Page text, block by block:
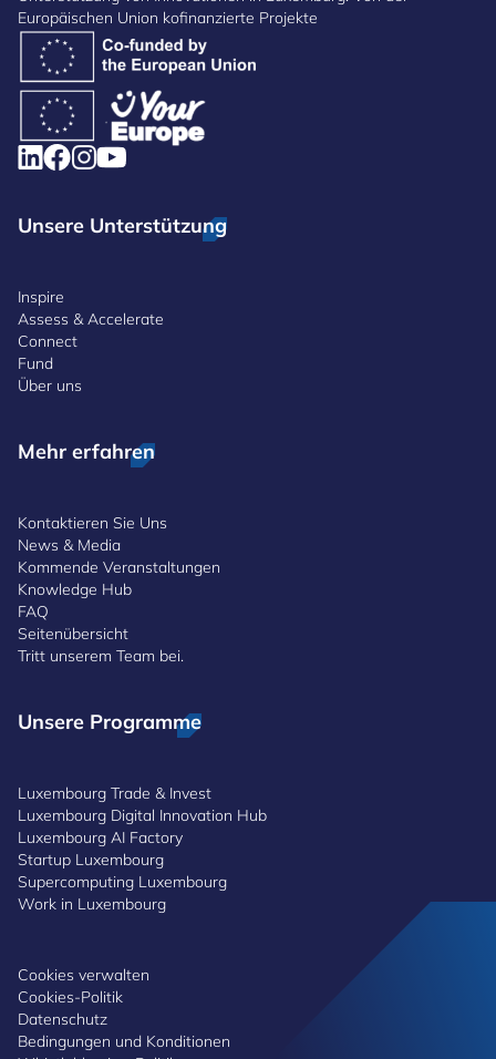
Europäischen Union kofinanzierte Projekte
Unsere Unterstützung
Inspire
Assess & Accelerate
Connect
Fund
Über uns
Mehr erfahren
Kontaktieren Sie Uns
News & Media
Kommende Veranstaltungen
Knowledge Hub
FAQ
Seitenübersicht
Tritt unserem Team bei.
Unsere Programme
Luxembourg Trade & Invest
Luxembourg Digital Innovation Hub
Luxembourg AI Factory
Startup Luxembourg
Supercomputing Luxembourg
Work in Luxembourg
Cookies verwalten
Cookies-Politik
Datenschutz
Bedingungen und Konditionen